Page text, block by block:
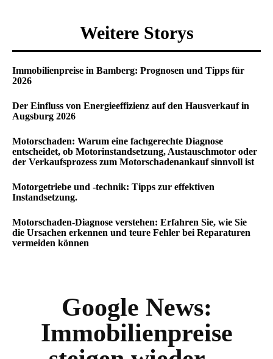
Weitere Storys
Immobilienpreise in Bamberg: Prognosen und Tipps für
2026
Der Einfluss von Energieeffizienz auf den Hausverkauf in
Augsburg 2026
Motorschaden: Warum eine fachgerechte Diagnose
entscheidet, ob Motorinstandsetzung, Austauschmotor oder
der Verkaufsprozess zum Motorschadenankauf sinnvoll ist
Motorgetriebe und -technik: Tipps zur effektiven
Instandsetzung.
Motorschaden-Diagnose verstehen: Erfahren Sie, wie Sie
die Ursachen erkennen und teure Fehler bei Reparaturen
vermeiden können
Google News:
Immobilienpreise